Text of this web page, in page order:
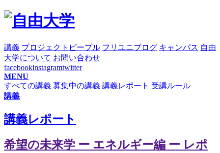
講義 プロジェクト ピープル フリユニブログ キャンパス 自由
大学について お問い合わせ
facebookinstagramtwitter
MENU
すべての講義 募集中の講義 講義レポート 受講ルール
講義
講義レポート
希望の未来学 ー エネルギー編 ー レポ